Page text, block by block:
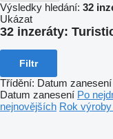
Výsledky hledání: 32
Ukázat
32 inzeráty:
Filtr
Třídění: Datum zanesení
Datum zanesení Po
nejnovějších Rok